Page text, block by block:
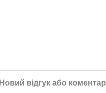
Новий відгук або коментар